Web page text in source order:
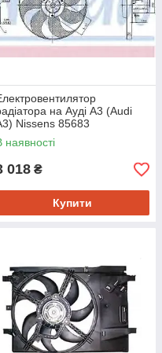
на Ауді A3 (Audi
Nissens 85683
наявності
018 ₴
Купити